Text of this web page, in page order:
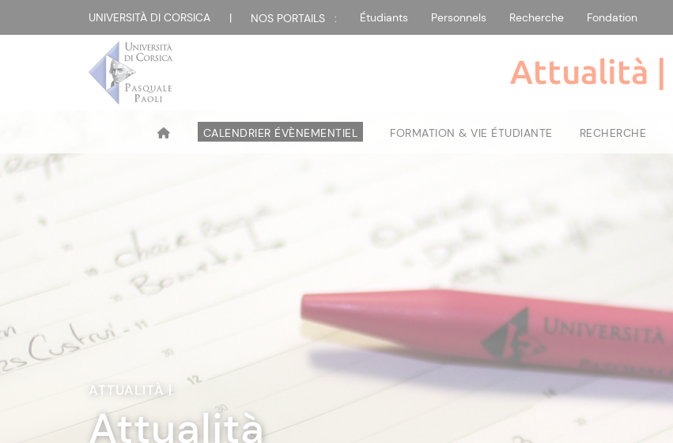
UNIVERSITÀ DI CORSICA | NOS PORTAILS : Étudiants Personnels Recherche Fondation
Attualità |
CALENDRIER ÉVÈNEMENTIEL FORMATION & VIE ÉTUDIANTE RECHERCHE
ATTUALITÀ |
Attualità